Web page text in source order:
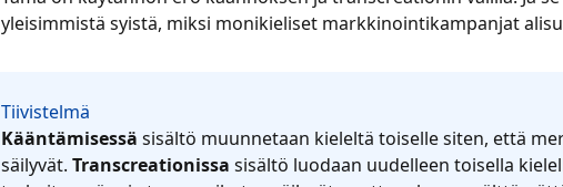
yleisimmistä syistä, miksi monikieliset markkinointikampanjat
Tiivistelmä
Kääntämisessä sisältö muunnetaan kieleltä toiselle siten, että
säilyvät. Transcreationissa sisältö luodaan uudelleen toisella